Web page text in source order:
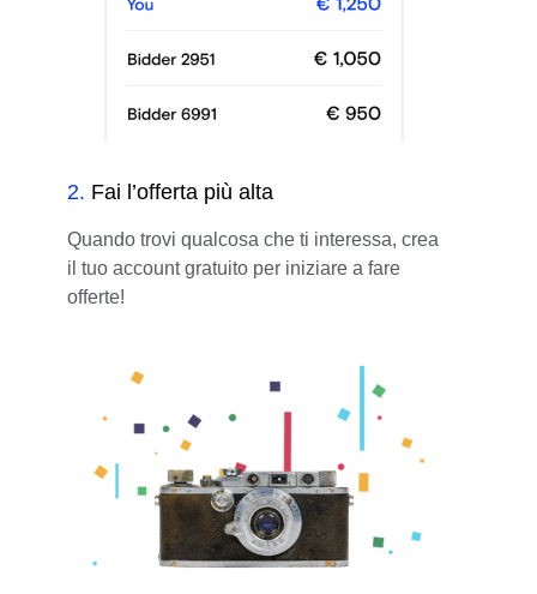
2. Fai l’offerta più alta
Quando trovi qualcosa che ti interessa, crea
il tuo account gratuito per iniziare a fare
offerte!